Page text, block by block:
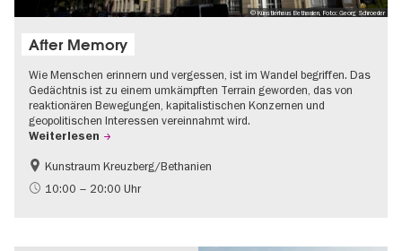
© Künstlerhaus Bethanien, Foto: Georg Schroeder
After Memory
Wie Menschen erinnern und vergessen, ist im Wandel begriffen. Das
Gedächtnis ist zu einem umkämpften Terrain geworden, das von
reaktionären Bewegungen, kapitalistischen Konzernen und
geopolitischen Interessen vereinnahmt wird.
Weiterlesen
Gratis
International
Kunstraum Kreuzberg/Bethanien
10:00 – 20:00 Uhr